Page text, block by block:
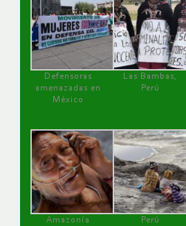
Defensoras
amenazadas en
México
Las Bambas,
Perú
Amazonía
Perú